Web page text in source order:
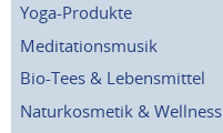
Yoga-Produkte
Meditationsmusik
Bio-Tees & Lebensmittel
Naturkosmetik & Wellness